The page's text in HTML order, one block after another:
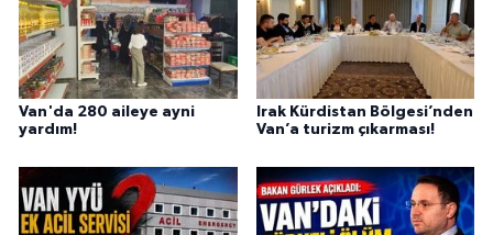
Van'da 280 aileye ayni
yardım!
Irak Kürdistan Bölgesi’nden
Van’a turizm çıkarması!